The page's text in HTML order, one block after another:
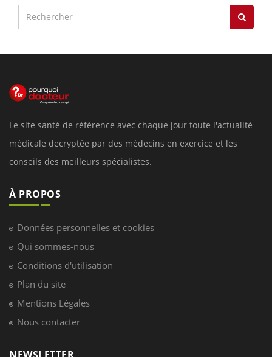
Le site santé de référence avec chaque jour toute l'actualité
médicale decryptée par des médecins en exercice et les
conseils des meilleurs spécialistes.
À PROPOS
Données personnelles et cookies
Qui sommes-nous
Conditions d'utilisation
Plan du site
Mentions Légales
Nous contacter